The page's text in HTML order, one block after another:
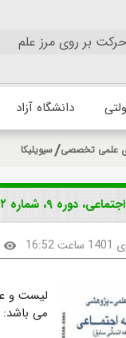
حرکت بر روی مرز علم
دانشگاه آزاد
علمی تخصصی سیویلیکا
۹، شماره ۲ منتشر شد
visibility
می باشد: